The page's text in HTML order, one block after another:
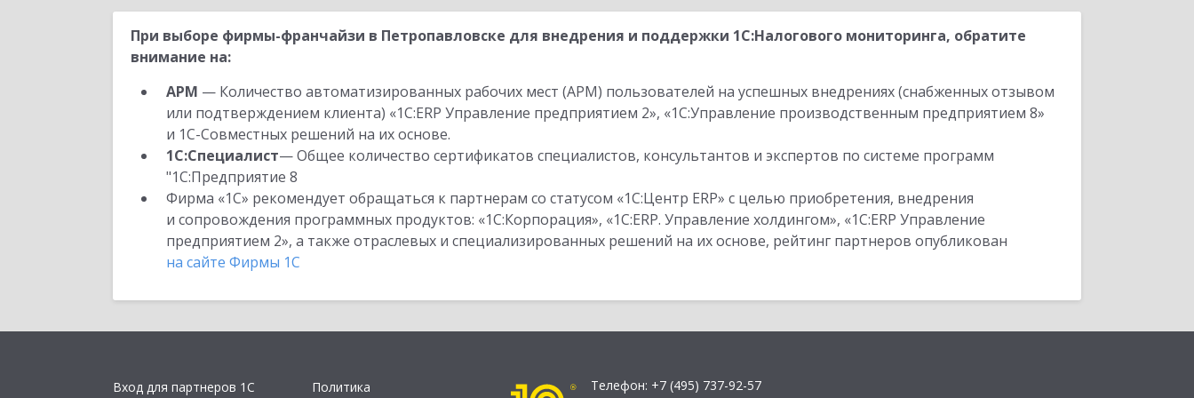
При выборе фирмы-франчайзи в Петропавловске для внедрения и поддержки 1С:Налогового мониторинга, обратите
внимание на:
АРМ — Количество автоматизированных рабочих мест (АРМ) пользователей на успешных внедрениях (снабженных отзывом
или подтверждением клиента) «1С:ERP Управление предприятием 2», «1С:Управление производственным предприятием 8»
и 1С-Совместных решений на их основе.
1С:Специалист— Общее количество сертификатов специалистов, консультантов и экспертов по системе программ
"1С:Предприятие 8
Фирма «1С» рекомендует обращаться к партнерам со статусом «1С:Центр ERP» с целью приобретения, внедрения
и сопровождения программных продуктов: «1С:Корпорация», «1С:ERP. Управление холдингом», «1С:ERP Управление
предприятием 2», а также отраслевых и специализированных решений на их основе, рейтинг партнеров опубликован
на сайте Фирмы 1С
Вход для партнеров 1С
Политика
Телефон: +7 (495) 737-92-57